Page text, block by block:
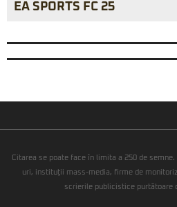
EA SPORTS FC 25
Citarea se poate face în limita a 250 de
uri, instituţii mass-media, firme de
scrierile publicistice purtătoare